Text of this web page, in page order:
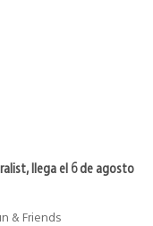
llega el 6 de agosto
& Friends